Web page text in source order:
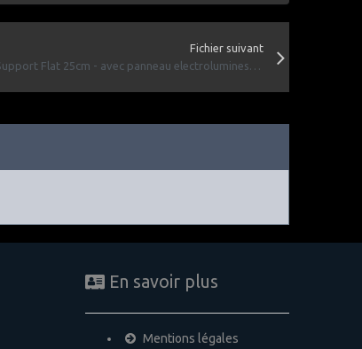
Fichier suivant
Support Flat 25cm - avec panneau electroluminescent
En savoir plus
Mentions légales